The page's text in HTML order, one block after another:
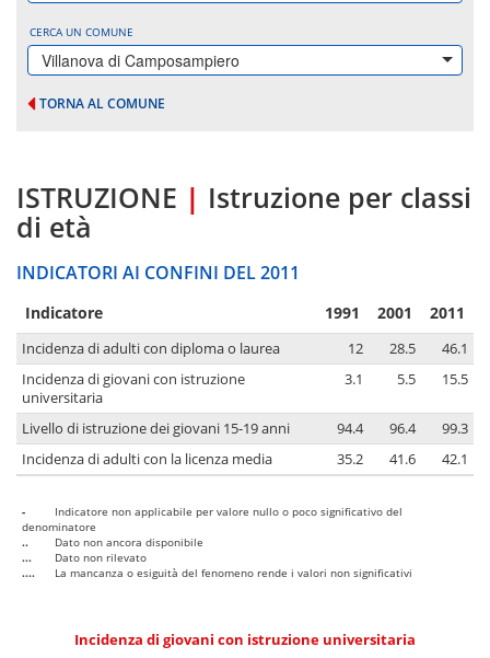
CERCA UN COMUNE
Villanova di Camposampiero
TORNA AL COMUNE
ISTRUZIONE | Istruzione per classi
di età
INDICATORI AI CONFINI DEL 2011
Indicatore 1991 2001 2011
Incidenza di adulti con diploma o laurea 12 28.5
46.1
Incidenza di giovani con istruzione
universitaria
3.1 5.5 15.5
Livello di istruzione dei giovani 15-19 anni 94.4 96.4
99.3
Incidenza di adulti con la licenza media
35.2 41.6 42.1
-
Indicatore non applicabile per valore nullo o poco significativo del
denominatore
..
Dato non ancora disponibile
...
Dato non rilevato
....
La mancanza o esiguità del fenomeno rende i valori non significativi
Incidenza di giovani con istruzione universitaria